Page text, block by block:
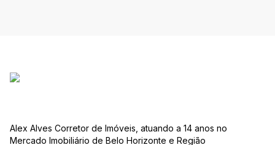
Alex Alves Corretor de Imóveis, atuando a 14 anos no
Mercado Imobiliário de Belo Horizonte e Região